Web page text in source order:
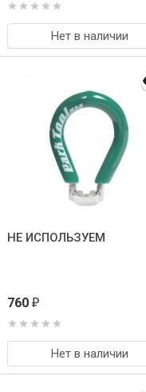
Нет в наличии
НЕ ИСПОЛЬЗУЕМ
760 ₽
Нет в наличии